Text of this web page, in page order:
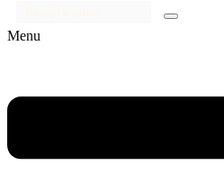
Menu